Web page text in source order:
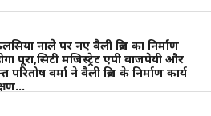
नाले पर नए वैली ब्रिज का निर्माण
पूरा,सिटी मजिस्ट्रेट एपी वाजपेयी और
वर्मा ने वैली ब्रिज के निर्माण कार्य